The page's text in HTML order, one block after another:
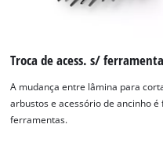
Troca de acess. s/
A mudança entre lâmina para
arbustos e acessório de ancinho
ferramentas.